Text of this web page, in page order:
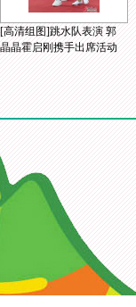
[高清组图]跳水队表演 郭
晶晶霍启刚携手出席活动